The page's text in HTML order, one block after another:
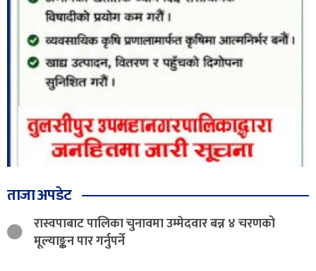
ताजा अपडेट
रास्वपाबाट पालिका चुनावमा उम्मेदवार बन्न ४ चरणको
मूल्याङ्कन पार गर्नुपर्ने